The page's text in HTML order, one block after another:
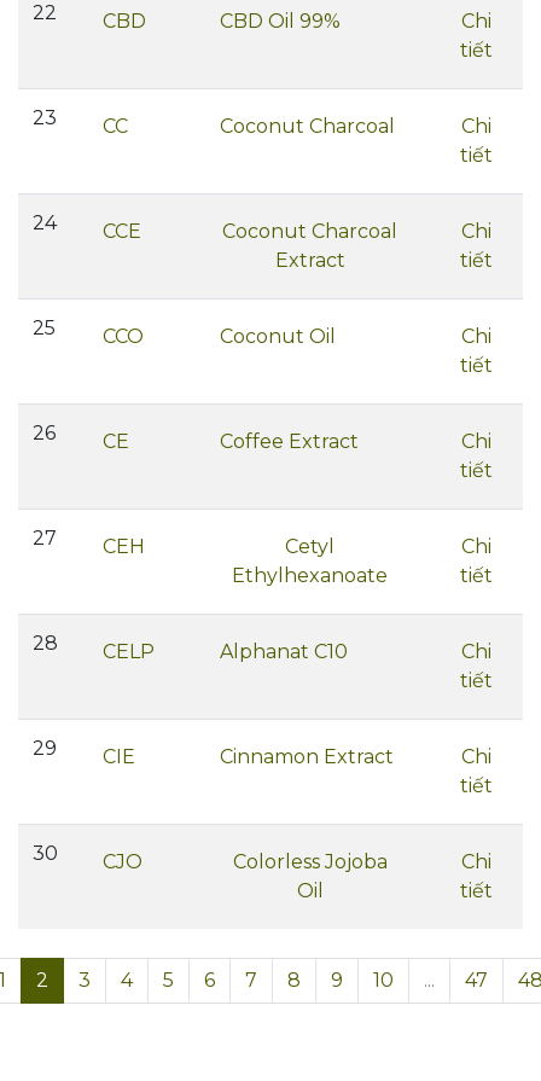
22 CBD CBD Oil 99%
Chi
tiết
23 CC Coconut Charcoal
Chi
tiết
24 CCE
Coconut Charcoal
Extract
Chi
tiết
25 CCO Coconut Oil
Chi
tiết
26 CE Coffee Extract
Chi
tiết
27 CEH
Cetyl
Ethylhexanoate
Chi
tiết
28 CELP Alphanat C10
Chi
tiết
29 CIE Cinnamon Extract
Chi
tiết
30 CJO
Colorless Jojoba
Oil
Chi
tiết
2 3 4 5 6 7 8 9 10 ... 47